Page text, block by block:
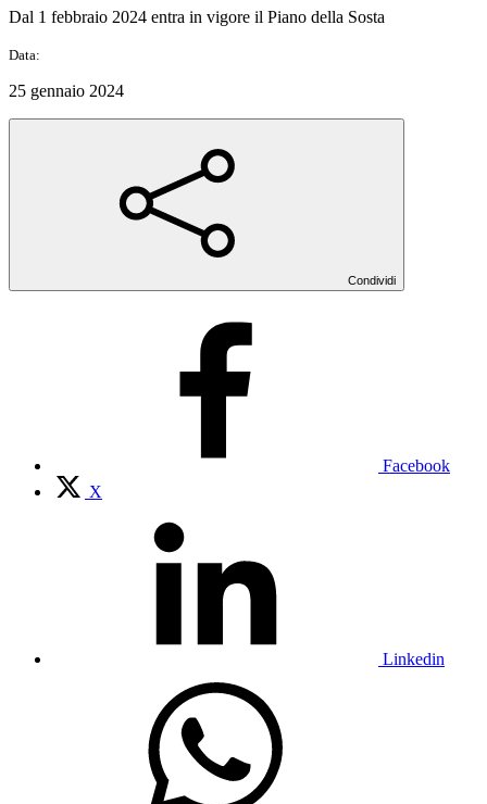
Dal 1 febbraio 2024 entra in vigore il Piano della Sosta
Data:
25 gennaio 2024
Condividi
Facebook
X
Linkedin